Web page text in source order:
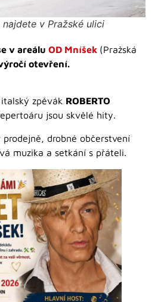
najdete v Pražské ulici
v areálu OD Mníšek (Pražská
otevření.
zpěvák ROBERTO
jsou skvělé hity.
drobné občerstvení
muzika a setkání s přáteli.